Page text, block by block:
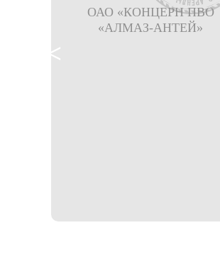
ОАО «КОНЦЕРН ПВО
«АЛМАЗ-АНТЕЙ»